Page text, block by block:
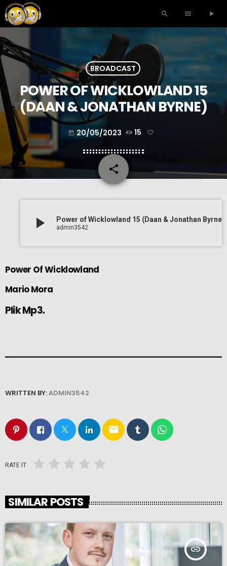
search menu play_arrow
BROADCAST
POWER OF WICKLOWLAND 15
(DAAN & JONATHAN BYRNE)
today 20/05/2023 15
share
email
play_arrow Power of Wicklowland 15 (Daan & Jonathan Byrne)
admin3542
Power Of Wicklowland
Mario Mora
Plik Mp3.
WRITTEN BY:ADMIN3542
email
RATE IT
SIMILAR POSTS
insert_link